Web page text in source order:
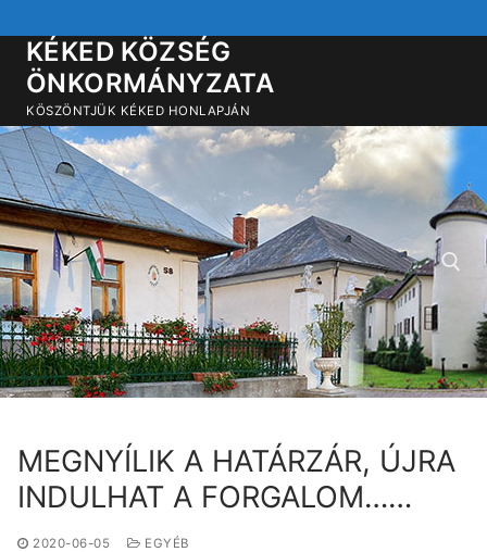
a
tartalomra
KÉKED KÖZSÉG
ÖNKORMÁNYZATA
KÖSZÖNTJÜK KÉKED HONLAPJÁN
Keresése:
MEGNYÍLIK A HATÁRZÁR, ÚJRA
INDULHAT A FORGALOM……
2020-06-05 EGYÉB